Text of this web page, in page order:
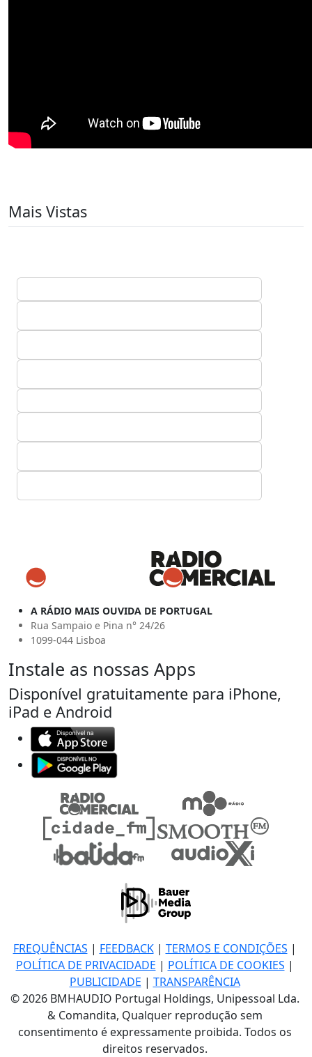
Mais Vistas
A RÁDIO MAIS OUVIDA DE PORTUGAL
Rua Sampaio e Pina n° 24/26
1099-044 Lisboa
Instale as nossas Apps
Disponível gratuitamente para iPhone,
iPad e Android
FREQUÊNCIAS | FEEDBACK| TERMOS E CONDIÇÕES |
POLÍTICA DE PRIVACIDADE | POLÍTICA DE COOKIES |
PUBLICIDADE | TRANSPARÊNCIA
© 2026 BMHAUDIO Portugal Holdings, Unipessoal Lda.
& Comandita, Qualquer reprodução sem
consentimento é expressamente proibida. Todos os
direitos reservados.